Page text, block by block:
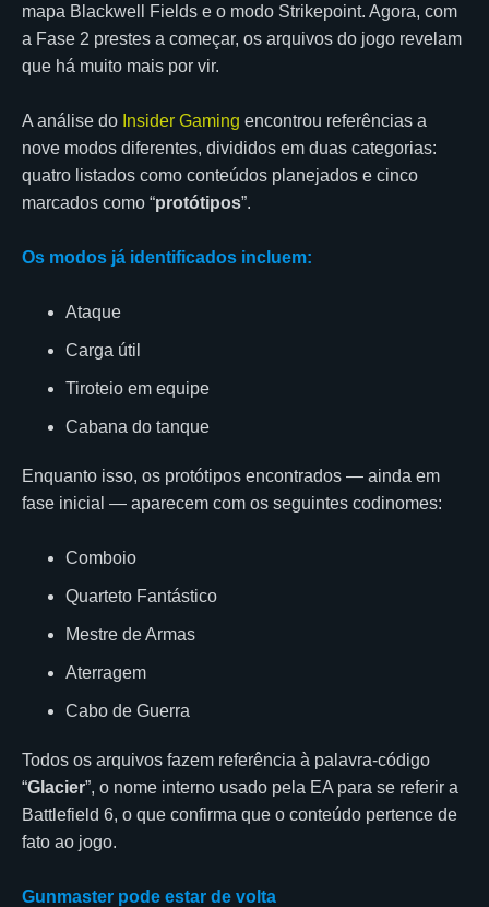
mapa Blackwell Fields e o modo Strikepoint. Agora, com
a Fase 2 prestes a começar, os arquivos do jogo revelam
que há muito mais por vir.
A análise do Insider Gaming encontrou referências a
nove modos diferentes, divididos em duas categorias:
quatro listados como conteúdos planejados e cinco
marcados como “protótipos”.
Os modos já identificados incluem:
Ataque
Carga útil
Tiroteio em equipe
Cabana do tanque
Enquanto isso, os protótipos encontrados — ainda em
fase inicial — aparecem com os seguintes codinomes:
Comboio
Quarteto Fantástico
Mestre de Armas
Aterragem
Cabo de Guerra
Todos os arquivos fazem referência à palavra-código
“Glacier”, o nome interno usado pela EA para se referir a
Battlefield 6, o que confirma que o conteúdo pertence de
fato ao jogo.
Gunmaster pode estar de volta